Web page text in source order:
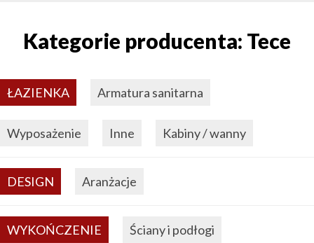
Kategorie producenta: Tece
ŁAZIENKA Armatura sanitarna
Wyposażenie Inne Kabiny / wanny
DESIGN Aranżacje
WYKOŃCZENIE Ściany i podłogi